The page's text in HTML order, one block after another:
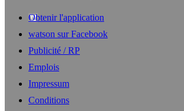
Obtenir l'application
watson sur Facebook
Publicité / RP
Emplois
Impressum
Conditions